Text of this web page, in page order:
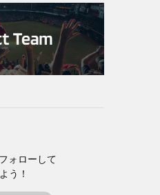
ォローして
う！